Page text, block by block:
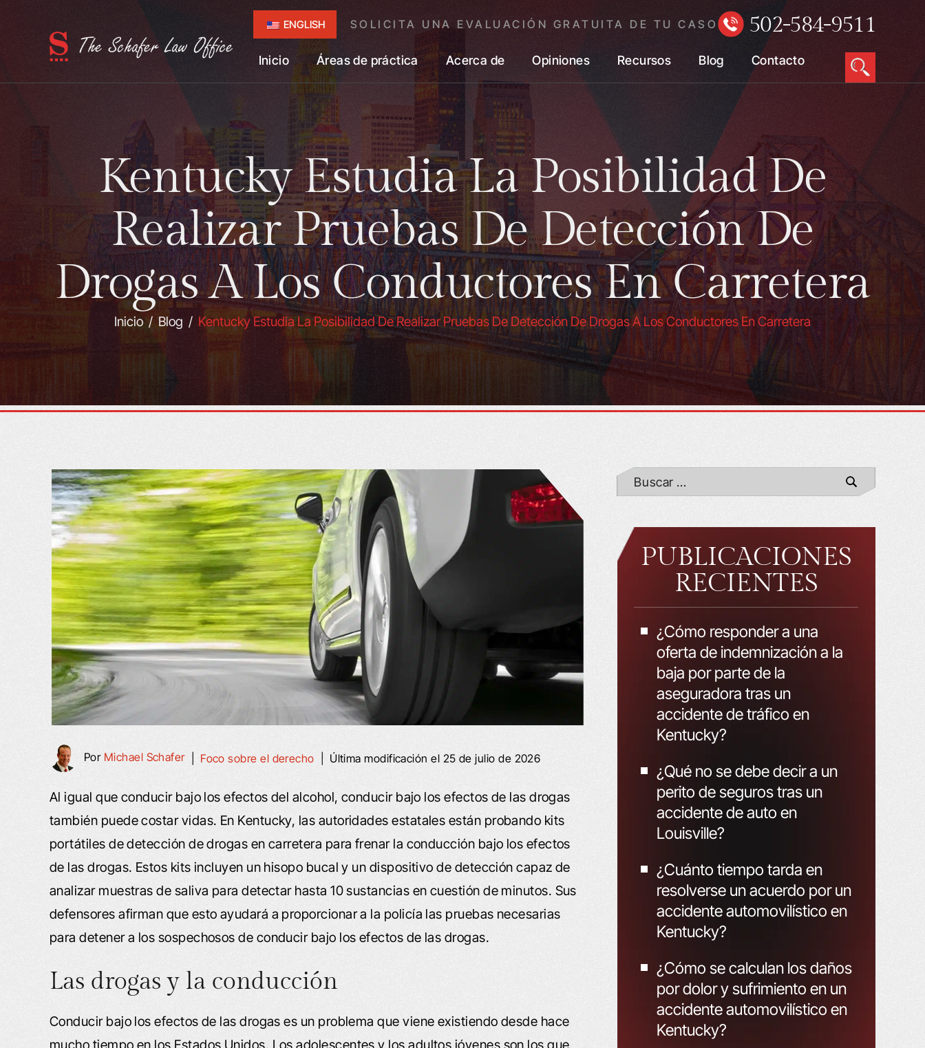
ENGLISH SOLICITA UNA EVALUACIÓN GRATUITA DE TU CASO 502-584-9511
Inicio Áreas de práctica Acerca de Opiniones Recursos Blog Contacto
Kentucky Estudia La Posibilidad De
Realizar Pruebas De Detección De
Drogas A Los Conductores En Carretera
Inicio/ Blog / Kentucky Estudia La Posibilidad De Realizar Pruebas De Detección De Drogas A Los Conductores En Carretera
Por Michael Schafer| Foco sobre el derecho Última modificación el 25 de julio de 2026
Al igual que conducir bajo los efectos del alcohol, conducir bajo los efectos de las drogas
también puede costar vidas. En Kentucky, las autoridades estatales están probando kits
portátiles de detección de drogas en carretera para frenar la conducción bajo los efectos
de las drogas. Estos kits incluyen un hisopo bucal y un dispositivo de detección capaz de
analizar muestras de saliva para detectar hasta 10 sustancias en cuestión de minutos. Sus
defensores afirman que esto ayudará a proporcionar a la policía las pruebas necesarias
para detener a los sospechosos de conducir bajo los efectos de las drogas.
Las drogas y la conducción
Conducir bajo los efectos de las drogas es un problema que viene existiendo desde hace
PUBLICACIONES
RECIENTES
¿Cómo responder a una
oferta de indemnización a la
baja por parte de la
aseguradora tras un
accidente de tráfico en
Kentucky?
¿Qué no se debe decir a un
perito de seguros tras un
accidente de auto en
Louisville?
¿Cuánto tiempo tarda en
resolverse un acuerdo por un
accidente automovilístico en
Kentucky?
¿Cómo se calculan los daños
por dolor y sufrimiento en un
accidente automovilístico en
Kentucky?